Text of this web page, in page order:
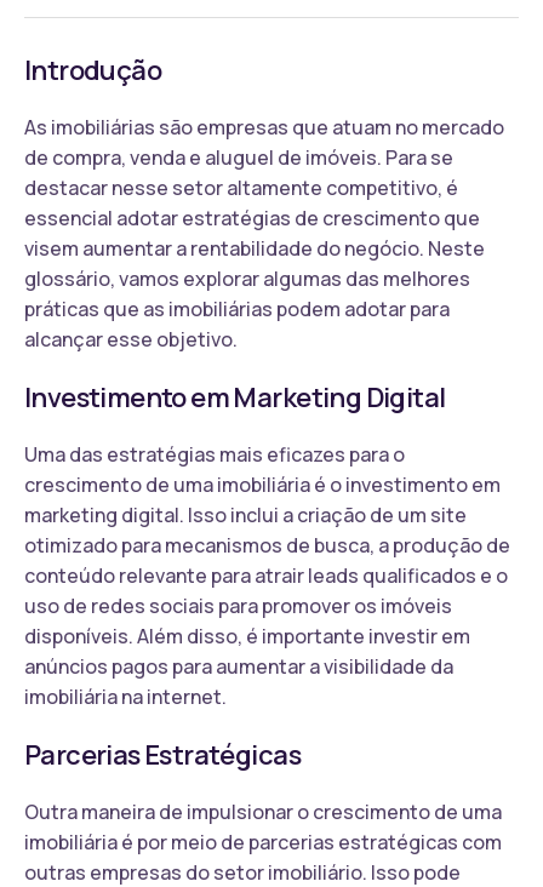
Introdução
As imobiliárias são empresas que atuam no mercado
de compra, venda e aluguel de imóveis. Para se
destacar nesse setor altamente competitivo, é
essencial adotar estratégias de crescimento que
visem aumentar a rentabilidade do negócio. Neste
glossário, vamos explorar algumas das melhores
práticas que as imobiliárias podem adotar para
alcançar esse objetivo.
Investimento em Marketing Digital
Uma das estratégias mais eficazes para o
crescimento de uma imobiliária é o investimento em
marketing digital. Isso inclui a criação de um site
otimizado para mecanismos de busca, a produção de
conteúdo relevante para atrair leads qualificados e o
uso de redes sociais para promover os imóveis
disponíveis. Além disso, é importante investir em
anúncios pagos para aumentar a visibilidade da
imobiliária na internet.
Parcerias Estratégicas
Outra maneira de impulsionar o crescimento de uma
imobiliária é por meio de parcerias estratégicas com
outras empresas do setor imobiliário. Isso pode